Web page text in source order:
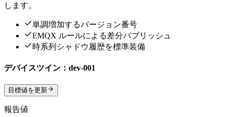
します。
単調増加するバージョン番号
EMQX ルールによる差分パブリッシュ
時系列シャドウ履歴を標準装備
デバイスツイン：dev-001
目標値を更新
報告値